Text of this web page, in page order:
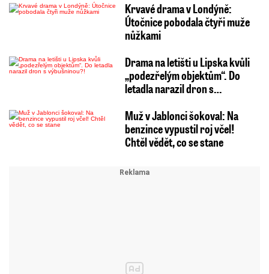
Krvavé drama v Londýně:
Útočnice pobodala čtyři muže
nůžkami
Drama na letišti u Lipska kvůli
„podezřelým objektům“. Do
letadla narazil dron s…
Muž v Jablonci šokoval: Na
benzince vypustil roj včel!
Chtěl vědět, co se stane